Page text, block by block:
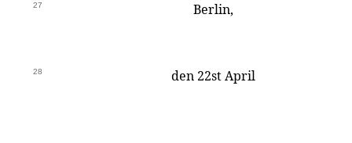
27 Berlin,
28 den 22st April